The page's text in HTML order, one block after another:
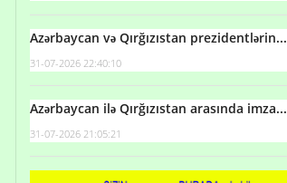
Azərbaycan və Qırğızıstan prezidentlərin...
31-07-2026 22:40:10
Azərbaycan ilə Qırğızıstan arasında imza...
31-07-2026 21:05:21